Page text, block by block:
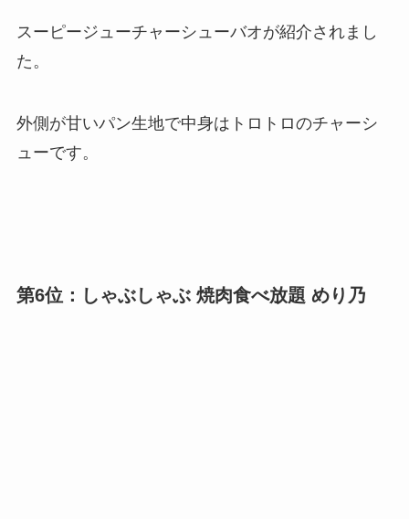
スーピージューチャーシューバオが紹介されまし
た。
外側が甘いパン生地で中身はトロトロのチャーシ
ューです。
第6位：しゃぶしゃぶ 焼肉食べ放題 めり乃